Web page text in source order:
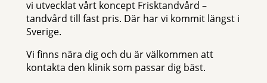
vi utvecklat vårt koncept Frisktandvård –
tandvård till fast pris. Där har vi kommit längst i
Sverige.
Vi finns nära dig och du är välkommen att
kontakta den klinik som passar dig bäst.